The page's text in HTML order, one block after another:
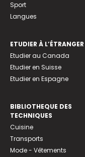
Sport
Langues
ETUDIER À L’ÉTRANGER
Etudier au Canada
Etudier en Suisse
Etudier en Espagne
BIBLIOTHEQUE DES
TECHNIQUES
Cuisine
Transports
Mode - Vêtements